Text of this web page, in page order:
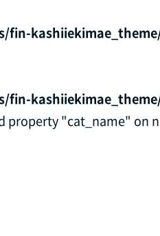
property "cat_name" on